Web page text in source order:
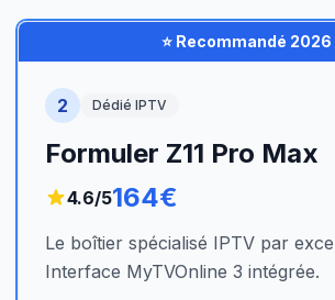
⭐ Recommandé 2026
2 Dédié IPTV
Formuler Z11 Pro Max
4.6/5164€
Le boîtier spécialisé IPTV par
Interface MyTVOnline 3 intégrée.